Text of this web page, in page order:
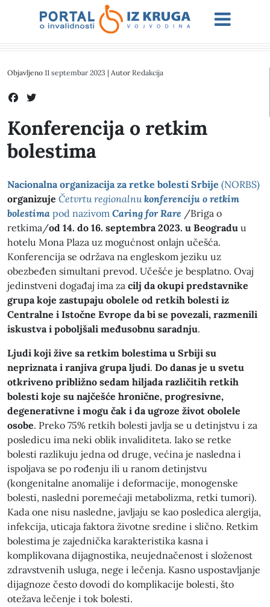
Objavljeno 11 septembar 2023 | Autor Redakcija
Konferencija o retkim
bolestima
Nacionalna organizacija za retke bolesti Srbije (NORBS)
organizuje Četvrtu regionalnukonferenciju o retkim
bolestima pod nazivom Caring for Rare /Briga o
retkima/od 14. do 16. septembra 2023. u Beogradu u
hotelu Mona Plaza uz mogućnost onlajn učešća.
Konferencija se održava na engleskom jeziku uz
obezbeđen simultani prevod. Učešće je besplatno. Ovaj
jedinstveni događaj ima za cilj da okupi predstavnike
grupa koje zastupaju obolele od retkih bolesti iz
Centralne i Istočne Evrope da bi se povezali, razmenili
iskustva i poboljšali međusobnu saradnju.
Ljudi koji žive sa retkim bolestima u Srbiji su
nepriznata i ranjiva grupa ljudi. Do danas je u svetu
otkriveno približno sedam hiljada različitih retkih
bolesti koje su najčešće hronične, progresivne,
degenerativne i mogu čak i da ugroze život obolele
osobe. Preko 75% retkih bolesti javlja se u detinjstvu i za
posledicu ima neki oblik invaliditeta. Iako se retke
bolesti razlikuju jedna od druge, većina je nasledna i
ispoljava se po rođenju ili u ranom detinjstvu
(kongenitalne anomalije i deformacije, monogenske
bolesti, nasledni poremećaji metabolizma, retki tumori).
Kada one nisu nasledne, javljaju se kao posledica alergija,
infekcija, uticaja faktora životne sredine i slično. Retkim
bolestima je zajednička karakteristika kasna i
komplikovana dijagnostika, neujednačenost i složenost
zdravstvenih usluga, nege i lečenja. Kasno uspostavljanje
dijagnoze često dovodi do komplikacije bolesti, što
otežava lečenje i tok bolesti.